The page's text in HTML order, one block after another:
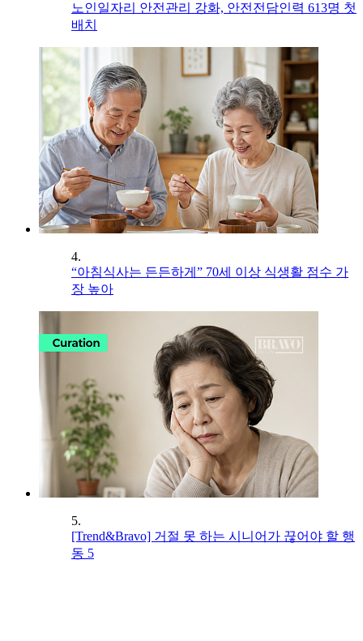
노인일자리 안전관리 강화, 안전전담인력 613명 첫
배치
4.
“아침식사는 든든하게” 70세 이상 식생활 점수 가
장 높아
5.
[Trend&Bravo] 거절 못 하는 시니어가 끊어야 할 행
동 5